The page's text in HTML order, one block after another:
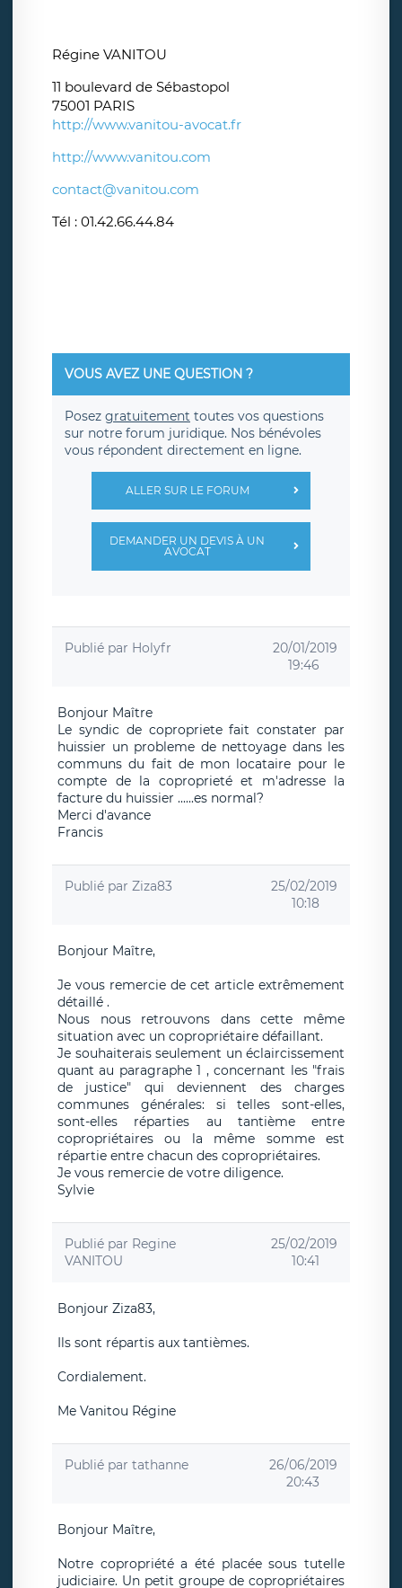
Régine VANITOU
11 boulevard de Sébastopol
75001 PARIS
http://www.vanitou-avocat.fr
http://www.vanitou.com
contact@vanitou.com
Tél : 01.42.66.44.84
VOUS AVEZ UNE QUESTION ?
Posez gratuitement toutes vos questions
sur notre forum juridique. Nos bénévoles
vous répondent directement en ligne.
ALLER SUR LE FORUM
DEMANDER UN DEVIS À UN
AVOCAT
Publié par Holyfr
20/01/2019
19:46
Bonjour Maître
Le syndic de copropriete fait constater par
huissier un probleme de nettoyage dans les
communs du fait de mon locataire pour le
compte de la coproprieté et m'adresse la
facture du huissier ......es normal?
Merci d'avance
Francis
Publié par Ziza83
25/02/2019
10:18
Bonjour Maître,
Je vous remercie de cet article extrêmement
détaillé .
Nous nous retrouvons dans cette même
situation avec un copropriétaire défaillant.
Je souhaiterais seulement un éclaircissement
quant au paragraphe 1 , concernant les "frais
de justice" qui deviennent des charges
communes générales: si telles sont-elles,
sont-elles réparties au tantième entre
copropriétaires ou la même somme est
répartie entre chacun des copropriétaires.
Je vous remercie de votre diligence.
Sylvie
Publié par Regine
VANITOU
25/02/2019
10:41
Bonjour Ziza83,
Ils sont répartis aux tantièmes.
Cordialement.
Me Vanitou Régine
Publié par tathanne
26/06/2019
20:43
Bonjour Maître,
Notre copropriété a été placée sous tutelle
judiciaire. Un petit groupe de copropriétaires